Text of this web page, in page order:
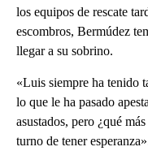
los equipos de rescate
escombros, Bermúdez
llegar a su sobrino.
«Luis siempre ha tenido
lo que le ha pasado
asustados, pero ¿qué
turno de tener